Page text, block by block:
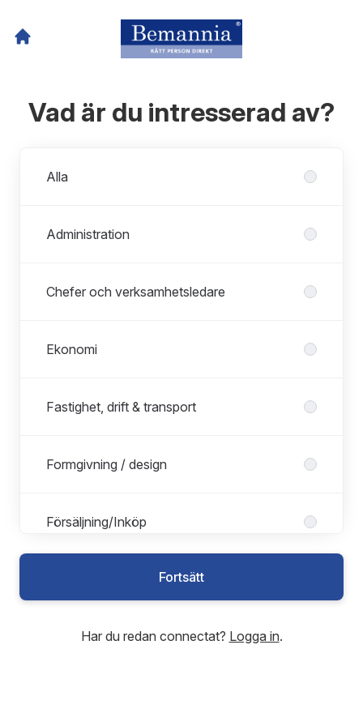
Vad är du intresserad av?
Alla
Administration
Chefer och verksamhetsledare
Ekonomi
Fastighet, drift & transport
Formgivning / design
Försäljning/Inköp
Hälso- och sjukvård
Fortsätt
Har du redan connectat? Logga in.